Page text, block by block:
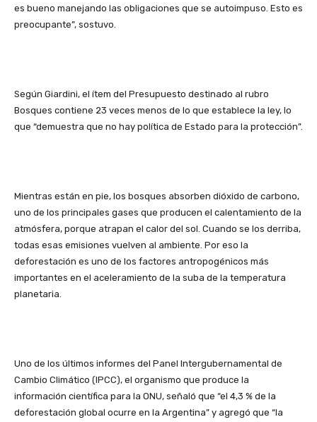
es bueno manejando las obligaciones que se autoimpuso. Esto es
preocupante”, sostuvo.
Según Giardini, el ítem del Presupuesto destinado al rubro
Bosques contiene 23 veces menos de lo que establece la ley, lo
que “demuestra que no hay política de Estado para la protección”.
Mientras están en pie, los bosques absorben dióxido de carbono,
uno de los principales gases que producen el calentamiento de la
atmósfera, porque atrapan el calor del sol. Cuando se los derriba,
todas esas emisiones vuelven al ambiente. Por eso la
deforestación es uno de los factores antropogénicos más
importantes en el aceleramiento de la suba de la temperatura
planetaria.
Uno de los últimos informes del Panel Intergubernamental de
Cambio Climático (IPCC), el organismo que produce la
información científica para la ONU, señaló que “el 4,3 % de la
deforestación global ocurre en la Argentina” y agregó que “la